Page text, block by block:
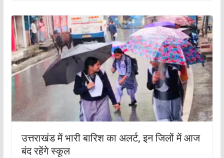
उत्तराखंड में भारी बारिश का अलर्ट, इन जिलों में आज
बंद रहेंगे स्कूल